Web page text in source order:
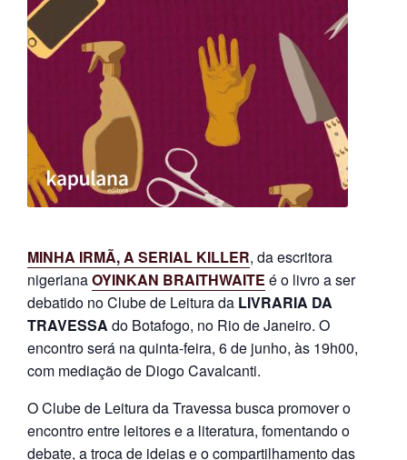
t
MINHA IRMÃ, A SERIAL KILLER, da escritora
nigerianaOYINKAN BRAITHWAITE é o livro a ser
debatido no Clube de Leitura da LIVRARIA DA
TRAVESSA do Botafogo, no Rio de Janeiro. O
encontro será na quinta-feira, 6 de junho, às 19h00,
com mediação de Diogo Cavalcanti.
O Clube de Leitura da Travessa busca promover o
encontro entre leitores e a literatura, fomentando o
debate, a troca de ideias e o compartilhamento das